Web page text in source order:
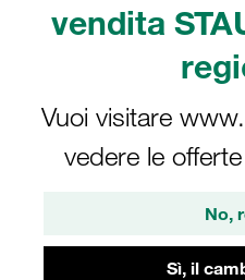
vendita
Vuoi visitare
vedere le
No,
Sì, il
grandezza 6
profilato, con
a testa esagonale
SP-648.3-PP-DP-AS-